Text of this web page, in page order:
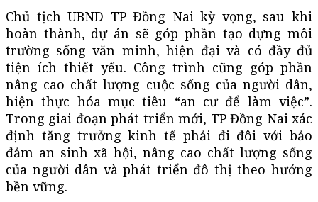
Chủ tịch UBND TP Đồng Nai kỳ vọng, sau khi
hoàn thành, dự án sẽ góp phần tạo dựng môi
trường sống văn minh, hiện đại và có đầy đủ
tiện ích thiết yếu. Công trình cũng góp phần
nâng cao chất lượng cuộc sống của người dân,
hiện thực hóa mục tiêu “an cư để làm việc”.
Trong giai đoạn phát triển mới, TP Đồng Nai xác
định tăng trưởng kinh tế phải đi đôi với bảo
đảm an sinh xã hội, nâng cao chất lượng sống
của người dân và phát triển đô thị theo hướng
bền vững.